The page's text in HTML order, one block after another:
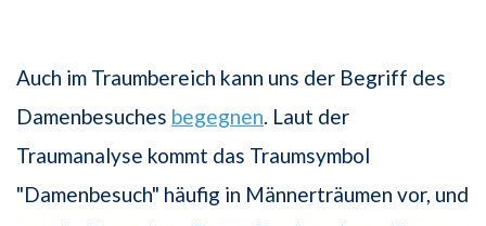
Auch im Traumbereich kann uns der Begriff des
Damenbesuches begegnen. Laut der
Traumanalyse kommt das Traumsymbol
"Damenbesuch" häufig in Männerträumen vor, und